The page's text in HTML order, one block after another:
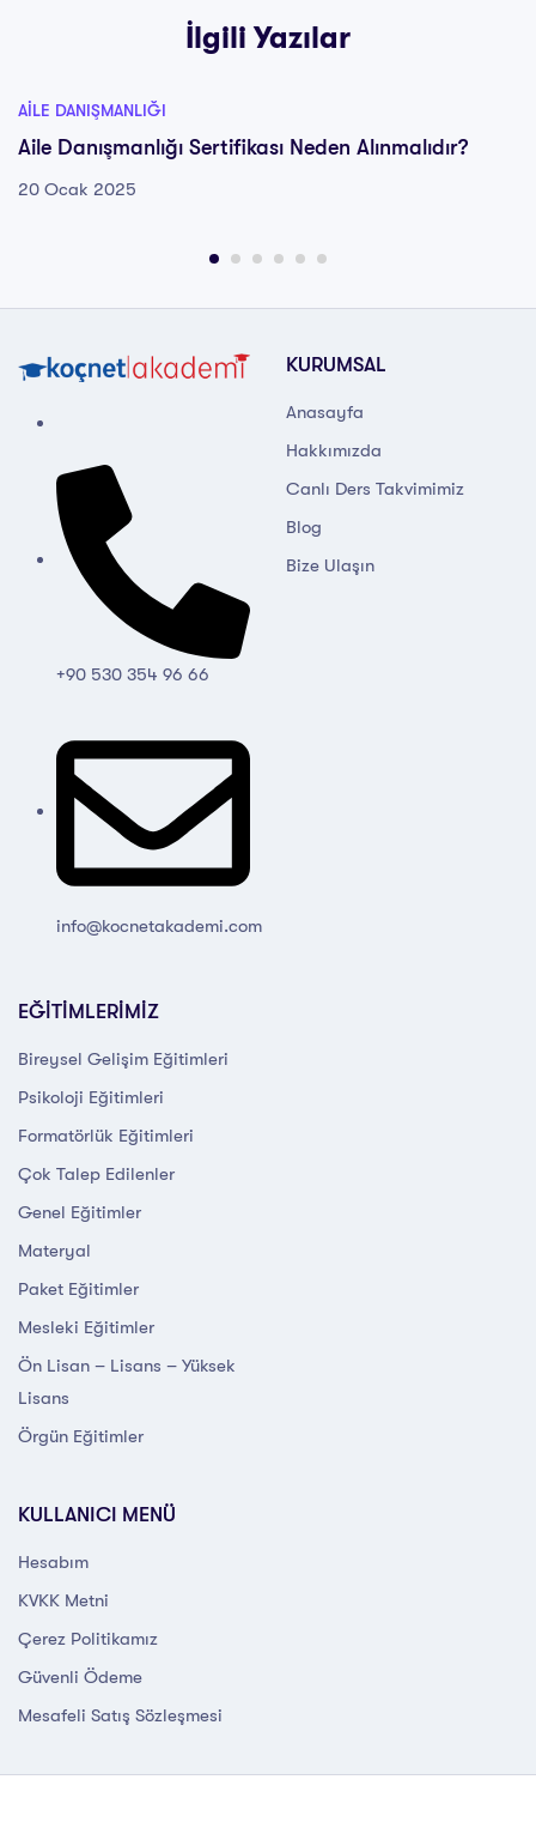
İlgili Yazılar
AILE DANIŞMANLIĞI
Aile Danışmanlığı Sertifikası Neden Alınmalıdır?
20 Ocak 2025
+90 530 354 96 66
info@kocnetakademi.com
KURUMSAL
Anasayfa
Hakkımızda
Canlı Ders Takvimimiz
Blog
Bize Ulaşın
EĞİTİMLERİMİZ
Bireysel Gelişim Eğitimleri
Psikoloji Eğitimleri
Formatörlük Eğitimleri
Çok Talep Edilenler
Genel Eğitimler
Materyal
Paket Eğitimler
Mesleki Eğitimler
Ön Lisan – Lisans – Yüksek
Lisans
Örgün Eğitimler
KULLANICI MENÜ
Hesabım
KVKK Metni
Çerez Politikamız
Güvenli Ödeme
Mesafeli Satış Sözleşmesi